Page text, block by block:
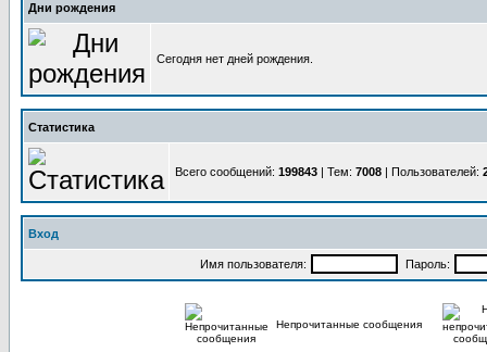
Дни рождения
Сегодня нет дней рождения.
Статистика
Всего сообщений: 199843 | Тем: 7008 | Пользователей:
Вход
Имя пользователя: Пароль:
Непрочитанные сообщения